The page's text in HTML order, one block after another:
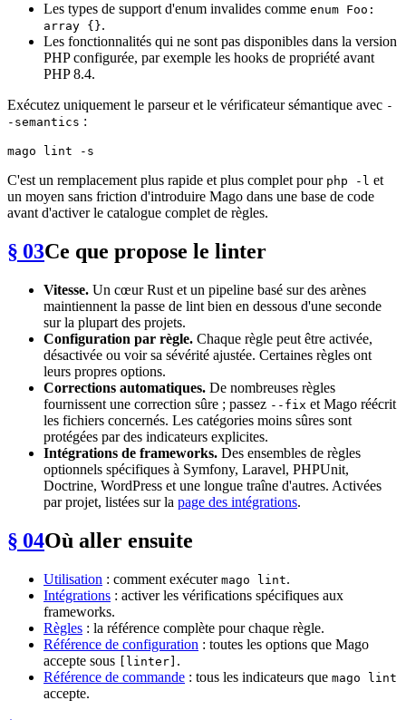
Les types de support d'enum invalides comme enum Foo:
array {}.
Les fonctionnalités qui ne sont pas disponibles dans la version
PHP configurée, par exemple les hooks de propriété avant
PHP 8.4.
Exécutez uniquement le parseur et le vérificateur sémantique avec -
-semantics :
C'est un remplacement plus rapide et plus complet pour php -l et
un moyen sans friction d'introduire Mago dans une base de code
avant d'activer le catalogue complet de règles.
§ 03Ce que propose le linter
Vitesse. Un cœur Rust et un pipeline basé sur des arènes
maintiennent la passe de lint bien en dessous d'une seconde
sur la plupart des projets.
Configuration par règle. Chaque règle peut être activée,
désactivée ou voir sa sévérité ajustée. Certaines règles ont
leurs propres options.
Corrections automatiques. De nombreuses règles
fournissent une correction sûre ; passez --fix et Mago réécrit
les fichiers concernés. Les catégories moins sûres sont
protégées par des indicateurs explicites.
Intégrations de frameworks. Des ensembles de règles
optionnels spécifiques à Symfony, Laravel, PHPUnit,
Doctrine, WordPress et une longue traîne d'autres. Activées
par projet, listées sur la page des intégrations.
§ 04Où aller ensuite
Utilisation : comment exécuter mago lint.
Intégrations : activer les vérifications spécifiques aux
frameworks.
Règles : la référence complète pour chaque règle.
Référence de configuration : toutes les options que Mago
accepte sous
[linter] .
Référence de commande : tous les indicateurs que mago lint
accepte.